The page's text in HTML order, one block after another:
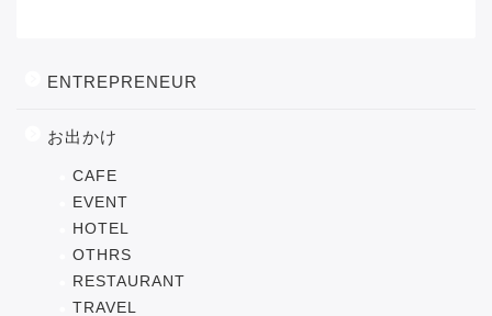
ENTREPRENEUR
お出かけ
CAFE
EVENT
HOTEL
OTHRS
RESTAURANT
TRAVEL